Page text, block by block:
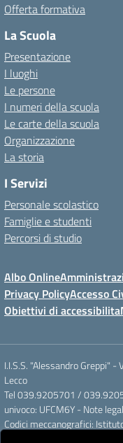
Offerta formativa
La Scuola
Presentazione
I luoghi
Le persone
I numeri della scuola
Le carte della scuola
Organizzazione
La storia
I Servizi
Personale scolastico
Famiglie e studenti
Percorsi di studio
Albo Online
Privacy PolicyAccesso
Obiettivi di accessibilita
I.I.S.S. "Alessandro Greppi"
Lecco
Tel 039.9205701 /
univoco: UFCM6Y - Note
Codici meccanografici:
Posta elettronica ordinaria: